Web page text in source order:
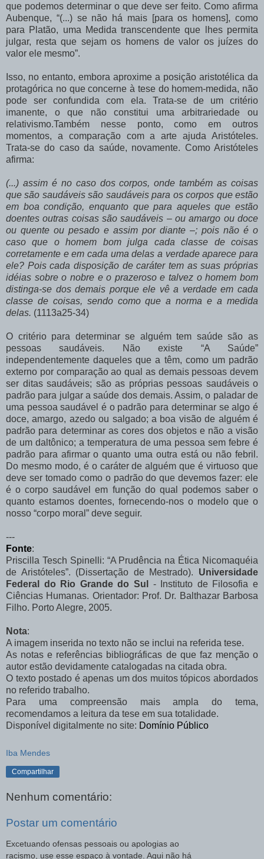
que podemos determinar o que deve ser feito. Como afirma
Aubenque, “(...) se não há mais [para os homens], como
para Platão, uma Medida transcendente que lhes permita
julgar, resta que sejam os homens de valor os juízes do
valor ele mesmo”.
Isso, no entanto, embora aproxime a posição aristotélica da
protagórica no que concerne à tese do homem-medida, não
pode ser confundida com ela. Trata-se de um critério
imanente, o que não constitui uma arbitrariedade ou
relativismo.Também nesse ponto, como em outros
momentos, a comparação com a arte ajuda Aristóteles.
Trata-se do caso da saúde, novamente. Como Aristóteles
afirma:
(...) assim é no caso dos corpos, onde também as coisas
que são saudáveis são saudáveis para os corpos que estão
em boa condição, enquanto que para aqueles que estão
doentes outras coisas são saudáveis – ou amargo ou doce
ou quente ou pesado e assim por diante –; pois não é o
caso que o homem bom julga cada classe de coisas
corretamente e em cada uma delas a verdade aparece para
ele? Pois cada disposição de caráter tem as suas próprias
idéias sobre o nobre e o prazeroso e talvez o homem bom
distinga-se dos demais porque ele vê a verdade em cada
classe de coisas, sendo como que a norma e a medida
delas. (1113a25-34)
O critério para determinar se alguém tem saúde são as
pessoas saudáveis. Não existe “A Saúde”
independentemente daqueles que a têm, como um padrão
externo por comparação ao qual as demais pessoas devem
ser ditas saudáveis; são as próprias pessoas saudáveis o
padrão para julgar a saúde dos demais. Assim, o paladar de
uma pessoa saudável é o padrão para determinar se algo é
doce, amargo, azedo ou salgado; a boa visão de alguém é
padrão para determinar as cores dos objetos e não a visão
de um daltônico; a temperatura de uma pessoa sem febre é
padrão para afirmar o quanto uma outra está ou não febril.
Do mesmo modo, é o caráter de alguém que é virtuoso que
deve ser tomado como o padrão do que devemos fazer: ele
é o corpo saudável em função do qual podemos saber o
quanto estamos doentes, fornecendo-nos o modelo que o
nosso “corpo moral” deve seguir.
---
Fonte:
Priscilla Tesch Spinelli: “A Prudência na Ética Nicomaquéia
de Aristóteles”. (Dissertação de Mestrado). Universidade
Federal do Rio Grande do Sul
- Instituto de Filosofia e
Ciências Humanas. Orientador: Prof. Dr. Balthazar Barbosa
Filho. Porto Alegre, 2005.
Nota:
A imagem inserida no texto não se inclui na referida tese.
As notas e referências bibliográficas de que faz menção o
autor estão devidamente catalogadas na citada obra.
O texto postado é apenas um dos muitos tópicos abordados
no referido trabalho.
Para uma compreensão mais ampla do tema,
recomendamos a leitura da tese em sua totalidade.
Disponível digitalmente no site: Domínio Público
Iba Mendes
Compartilhar
Nenhum comentário:
Postar um comentário
Excetuando ofensas pessoais ou apologias ao
racismo, use esse espaço à vontade. Aqui não há